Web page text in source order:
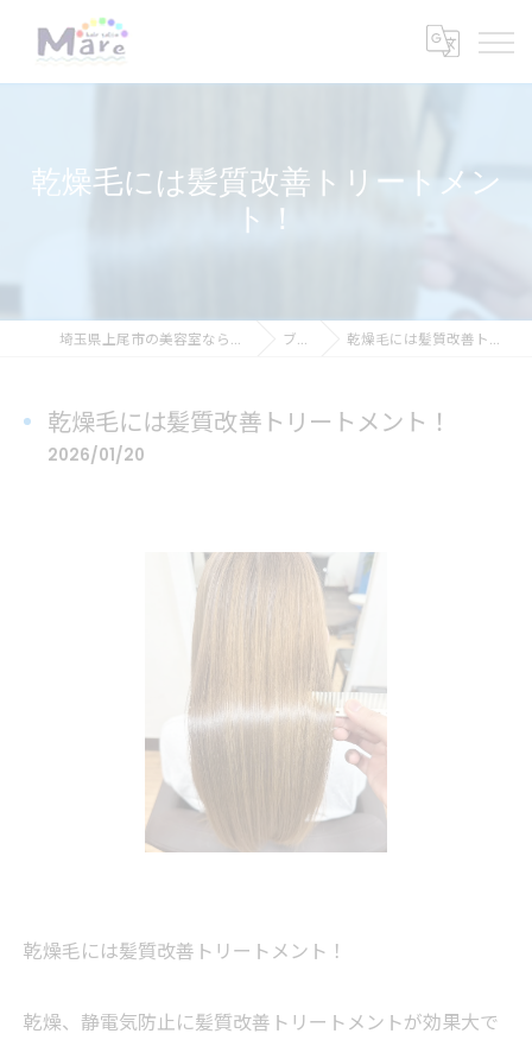
乾燥毛には髪質改善トリートメン
ト！
埼玉県上尾市の美容室ならhair salon Mare ブログ 乾燥毛には髪質改善トリートメント！
乾燥毛には髪質改善トリートメント！
2026/01/20
乾燥毛には髪質改善トリートメント！
乾燥、静電気防止に髪質改善トリートメントが効果大で